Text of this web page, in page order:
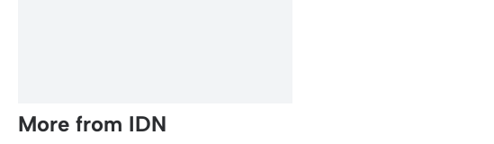
More from IDN